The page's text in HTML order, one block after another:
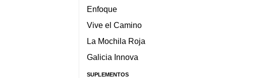
Enfoque
Vive el Camino
La Mochila Roja
Galicia Innova
SUPLEMENTOS